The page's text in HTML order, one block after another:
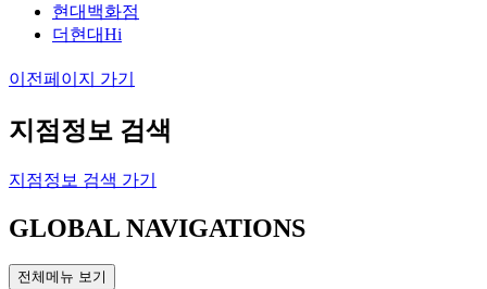
현대백화점
더현대Hi
이전페이지 가기
지점정보 검색
지점정보 검색 가기
GLOBAL NAVIGATIONS
전체메뉴 보기